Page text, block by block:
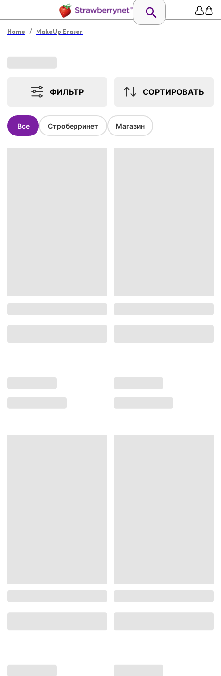
Home / MakeUp Eraser
ФИЛЬТР СОРТИРОВАТЬ
Все Строберринет Магазин